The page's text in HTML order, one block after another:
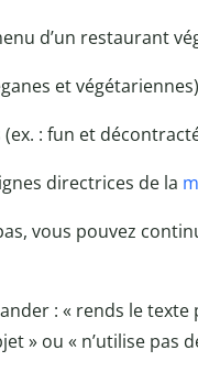
d’un restaurant
et
: fun et
directrices de la
vous pouvez
: « rends le
» ou « n’utilise pas